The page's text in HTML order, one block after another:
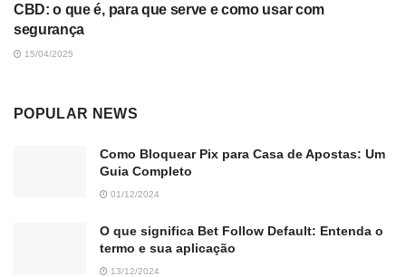
CBD: o que é, para que serve e como usar com
segurança
15/04/2025
POPULAR NEWS
Como Bloquear Pix para Casa de Apostas: Um
Guia Completo
01/12/2024
O que significa Bet Follow Default: Entenda o
termo e sua aplicação
13/12/2024